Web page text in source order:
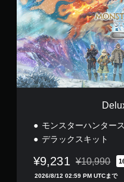
x
E
d
i
t
i
o
n
モンスターハンター
デラックスキット
¥9,231 通常価格
¥10,990
2026/8/12 02:59 PM UTCまで